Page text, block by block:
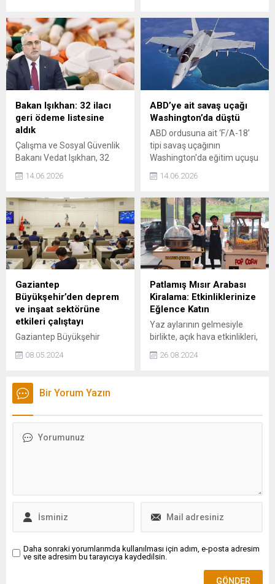
saldırılar düzenlediği Gazze
şehrinin tahliyesinin
"uygulanamaz ve akıl
almaz" olduğunu belirtti.
504ü deprem bölgemizde
toplam 2 bin 449 mahkeme
kurduk" dedi.
Bakan Işıkhan: 32 ilacı
geri ödeme listesine
aldık
Çalışma ve Sosyal Güvenlik
Bakanı Vedat Işıkhan, 32
listesine alındığını duyurdu.
14.06.2026
ABD’ye ait savaş uçağı
Washington’da düştü
ABD ordusuna ait ‘F/A-18’
tipi savaş uçağının
Washington'da eğitim uçuşu
14.06.2026
Gaziantep
Büyükşehir’den deprem
ve inşaat sektörüne
etkileri çalıştayı
Gaziantep Büyükşehir
Şubat depremi sonrası
amacıyla alınacak kararlar
için hazırlanacak yol
İnşaat Sektörüne Etkileri”
08.05.2024
Patlamış Mısır Arabası
Kiralama: Etkinliklerinize
Eğlence Katın
Yaz aylarının gelmesiyle
birlikte, açık hava etkinlikleri,
düğünler gibi
26.08.2024
Bir Yorum Yazın
Daha sonraki yorumlarımda kullanılması için adım, e-posta adresim
ve site adresim bu tarayıcıya kaydedilsin.